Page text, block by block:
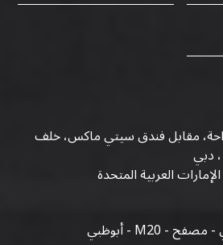
مبنى الراحة، مقابل فندق سيتي ماكس، خلف